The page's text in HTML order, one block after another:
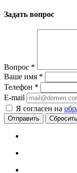
Задать вопрос
Вопрос *
Ваше имя *
Телефон *
E-mail
Я согласен на
Сбросить